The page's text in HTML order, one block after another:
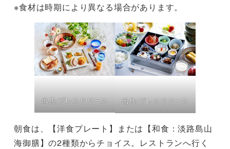
※食材は時期により異なる場合があります。
出典:プレスリリース 出典:プレスリリース
朝食は、【洋食プレート】または【和食：淡路島山
海御膳】の2種類からチョイス。レストランへ行く